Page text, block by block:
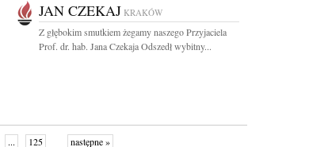
JAN CZEKAJ KRAKÓW
Z głębokim smutkiem żegamy naszego Przyjaciela
Prof. dr. hab. Jana Czekaja Odszedł wybitny...
... 125 następne »